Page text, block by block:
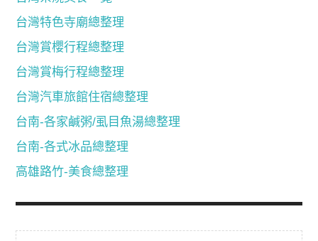
台灣特色寺廟總整理
台灣賞櫻行程總整理
台灣賞梅行程總整理
台灣汽車旅館住宿總整理
台南-各家鹹粥/虱目魚湯總整理
台南-各式冰品總整理
高雄路竹-美食總整理